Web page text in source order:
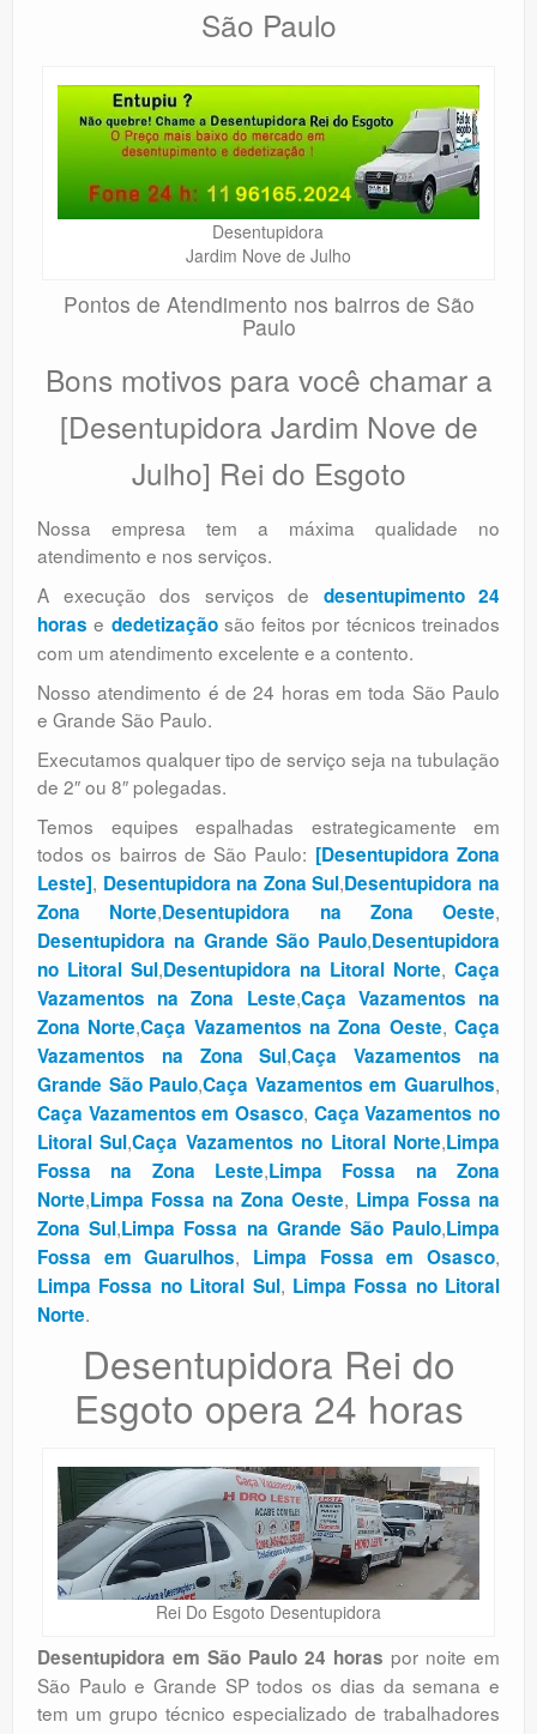
São Paulo
Desentupidora
Jardim Nove de Julho
Pontos de Atendimento nos bairros de São
Paulo
Bons motivos para você chamar a
[Desentupidora Jardim Nove de
Julho] Rei do Esgoto
Nossa empresa tem a máxima qualidade no
atendimento e nos serviços.
A execução dos serviços de desentupimento 24
horas e dedetizaçãosão feitos por técnicos treinados
com um atendimento excelente e a contento.
Nosso atendimento é de 24 horas em toda São Paulo
e Grande São Paulo.
Executamos qualquer tipo de serviço seja na tubulação
de 2″ ou 8″ polegadas.
Temos equipes espalhadas estrategicamente em
todos os bairros de São Paulo: [Desentupidora Zona
Leste], Desentupidora na Zona Sul,Desentupidora na
Zona Norte,Desentupidora na Zona Oeste,
Desentupidora na Grande São Paulo,Desentupidora
no Litoral Sul,Desentupidora na Litoral Norte, Caça
Vazamentos na Zona Leste,Caça Vazamentos na
Zona Norte,Caça Vazamentos na Zona Oeste,Caça
Vazamentos na Zona Sul,Caça Vazamentos na
Grande São Paulo,Caça Vazamentos em Guarulhos,
Caça Vazamentos em Osasco, Caça Vazamentos no
Litoral Sul,Caça Vazamentos no Litoral Norte,Limpa
Fossa na Zona Leste,Limpa Fossa na Zona
Norte,Limpa Fossa na Zona Oeste, Limpa Fossa na
Zona Sul,Limpa Fossa na Grande São Paulo,Limpa
Fossa em Guarulhos, Limpa Fossa em Osasco,
Limpa Fossa no Litoral Sul, Limpa Fossa no Litoral
Norte.
Desentupidora Rei do
Esgoto opera 24 horas
Rei Do Esgoto Desentupidora
Desentupidora em São Paulo 24 horas por noite em
São Paulo e Grande SP todos os dias da semana e
tem um grupo técnico especializado de trabalhadores